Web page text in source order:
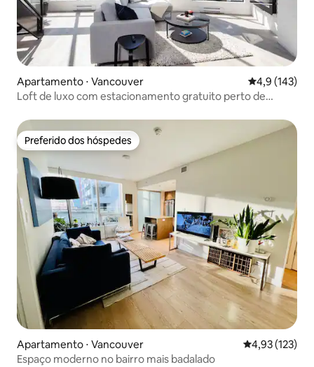
Apartamento ⋅ Vancouver 4,9 de uma
4,9 (143)
Loft de luxo com estacionamento gratuito perto de
Preferido dos hóspedes
Preferido dos hóspedes
Apartamento ⋅ Vancouver 4,93 de uma
4,93 (123)
Espaço moderno no bairro mais badalado